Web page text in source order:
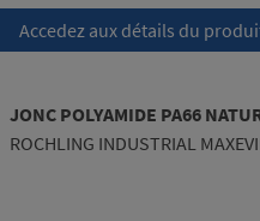
Accedez aux détails du
JONC POLYAMIDE PA66
ROCHLING INDUSTRIAL